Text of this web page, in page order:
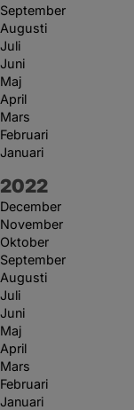
September
Augusti
Juli
Juni
Maj
April
Mars
Februari
Januari
År:
2022
December
November
Oktober
September
Augusti
Juli
Juni
Maj
April
Mars
Februari
Januari